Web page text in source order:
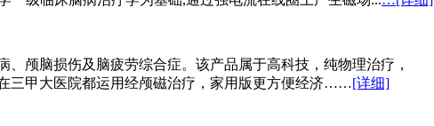
、颅脑损伤及脑疲劳综合症。该产品属于高科技，纯物理治疗，
三甲大医院都运用经颅磁治疗，家用版更方便经济……[详细]